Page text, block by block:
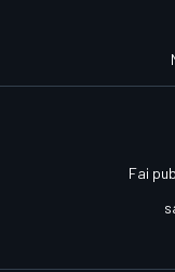
Fai